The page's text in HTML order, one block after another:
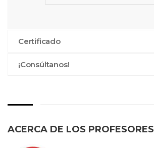
Certificado
¡Consúltanos!
ACERCA DE LOS PROFESORES